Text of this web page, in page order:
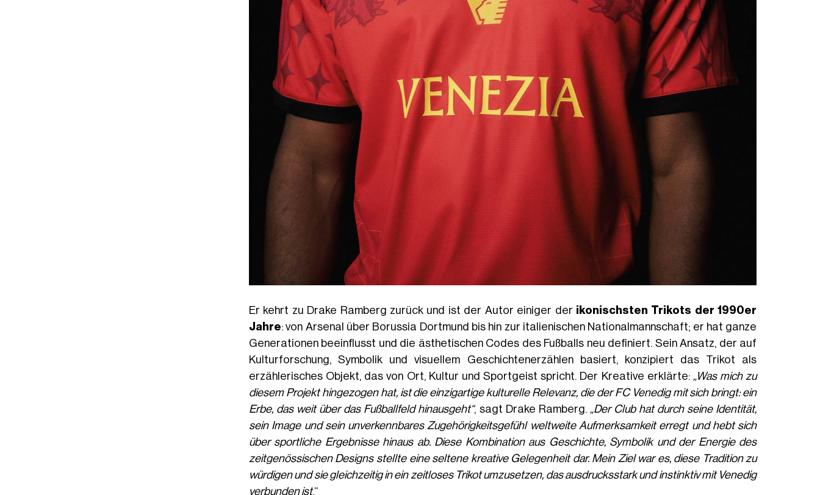
Er kehrt zu Drake Ramberg zurück und ist der Autor einiger der ikonischsten Trikots der 1990er
Jahre: von Arsenal über Borussia Dortmund bis hin zur italienischen Nationalmannschaft; er hat ganze
Generationen beeinflusst und die ästhetischen Codes des Fußballs neu definiert. Sein Ansatz, der auf
Kulturforschung, Symbolik und visuellem Geschichtenerzählen basiert, konzipiert das Trikot als
erzählerisches Objekt, das von Ort, Kultur und Sportgeist spricht. Der Kreative erklärte: „Was mich zu
diesem Projekt hingezogen hat, ist die einzigartige kulturelle Relevanz, die der FC Venedig mit sich bringt: ein
Erbe, das weit über das Fußballfeld hinausgeht“, sagt Drake Ramberg. „Der Club hat durch seine Identität,
sein Image und sein unverkennbares Zugehörigkeitsgefühl weltweite Aufmerksamkeit erregt und hebt sich
über sportliche Ergebnisse hinaus ab. Diese Kombination aus Geschichte, Symbolik und der Energie des
zeitgenössischen Designs stellte eine seltene kreative Gelegenheit dar. Mein Ziel war es, diese Tradition zu
würdigen und sie gleichzeitig in ein zeitloses Trikot umzusetzen, das ausdrucksstark und instinktiv mit Venedig
verbunden ist.“